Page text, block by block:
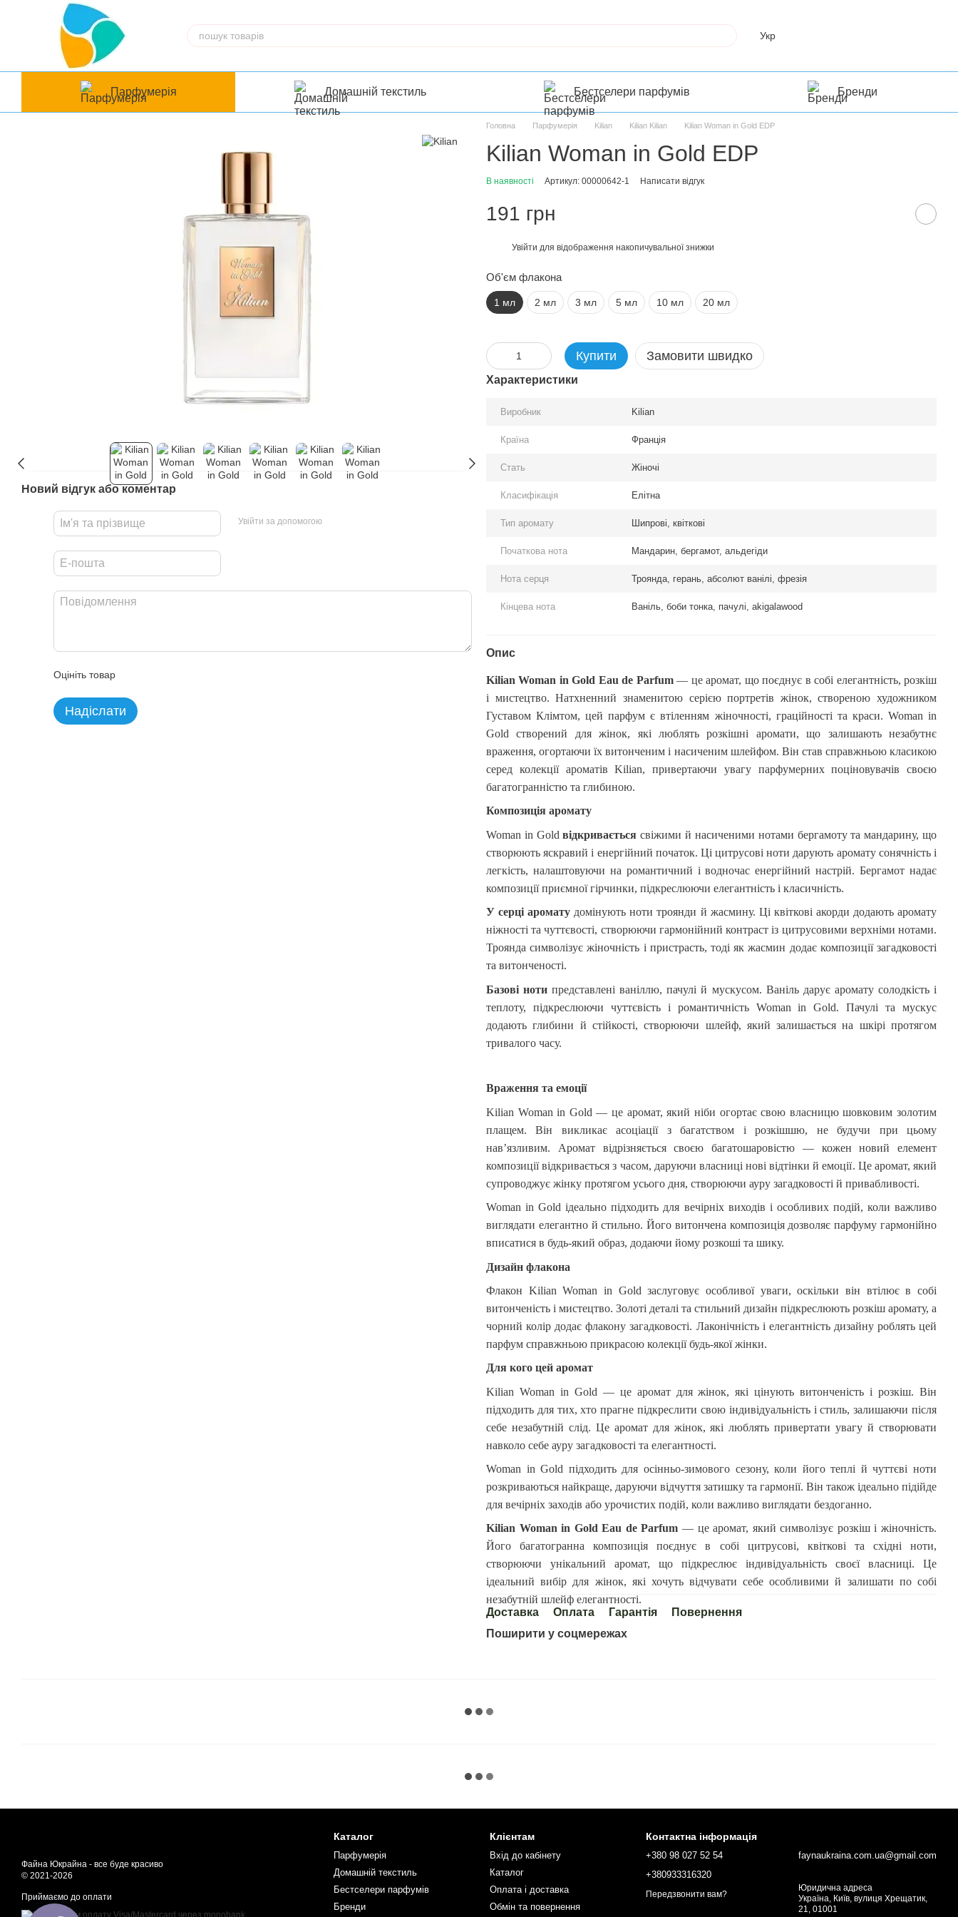
Перейти до основного контенту
Укр
Парфумерія Домашній текстиль Бестселери парфумів Бренди
Новий відгук або коментар
Увійти за допомогою
Оцініть товар
Надіслати
Головна Парфумерія Kilian Kilian Kilian Kilian Woman in Gold EDP
Kilian Woman in Gold EDP
В наявності Артикул: 00000642-1 Написати відгук
191 грн
Увійти для відображення накопичувальної знижки
Об'єм флакона
1 мл 2 мл 3 мл 5 мл 10 мл 20 мл
Купити Замовити швидко
Характеристики
Виробник Kilian
Країна Франція
Стать Жіночі
Класифікація Елітна
Тип аромату Шипрові, квіткові
Початкова нота Мандарин, бергамот, альдегіди
Нота серця Троянда, герань, абсолют ванілі, фрезія
Кінцева нота Ваніль, боби тонка, пачулі, akigalawood
Опис
Kilian Woman in Gold Eau de Parfum— це аромат, що поєднує в собі елегантність, розкіш
і мистецтво. Натхненний знаменитою серією портретів жінок, створеною художником
Густавом Клімтом, цей парфум є втіленням жіночності, граційності та краси. Woman in
Gold створений для жінок, які люблять розкішні аромати, що залишають незабутнє
враження, огортаючи їх витонченим і насиченим шлейфом. Він став справжньою класикою
серед колекції ароматівKilian, привертаючи увагу парфумерних поціновувачів своєю
багатогранністю та глибиною.
Композиція аромату
Woman in Gold відкривається свіжими й насиченими нотами бергамоту та мандарину, що
створюють яскравий і енергійний початок. Ці цитрусові ноти дарують аромату сонячність і
легкість, налаштовуючи на романтичний і водночас енергійний настрій. Бергамот надає
композиції приємної гірчинки, підкреслюючи елегантність і класичність.
У серці аромату домінують ноти троянди й жасмину. Ці квіткові акорди додають аромату
ніжності та чуттєвості, створюючи гармонійний контраст із цитрусовими верхніми нотами.
Троянда символізує жіночність і пристрасть, тоді як жасмин додає композиції загадковості
та витонченості.
Базові ноти представлені ваніллю, пачулі й мускусом. Ваніль дарує аромату солодкість і
теплоту, підкреслюючи чуттєвість і романтичність Woman in Gold. Пачулі та мускус
додають глибини й стійкості, створюючи шлейф, який залишається на шкірі протягом
тривалого часу.
Враження та емоції
Kilian Woman in Gold — це аромат, який ніби огортає свою власницю шовковим золотим
плащем. Він викликає асоціації з багатством і розкішшю, не будучи при цьому
нав’язливим. Аромат відрізняється своєю багатошаровістю — кожен новий елемент
композиції відкривається з часом, даруючи власниці нові відтінки й емоції. Це аромат, який
супроводжує жінку протягом усього дня, створюючи ауру загадковості й привабливості.
Woman in Gold ідеально підходить для вечірніх виходів і особливих подій, коли важливо
виглядати елегантно й стильно. Його витончена композиція дозволяє парфуму гармонійно
вписатися в будь-який образ, додаючи йому розкоші та шику.
Дизайн флакона
Флакон Kilian Woman in Gold заслуговує особливої уваги, оскільки він втілює в собі
витонченість і мистецтво. Золоті деталі та стильний дизайн підкреслюють розкіш аромату, а
чорний колір додає флакону загадковості. Лаконічність і елегантність дизайну роблять цей
парфум справжньою прикрасою колекції будь-якої жінки.
Для кого цей аромат
Kilian Woman in Gold — це аромат для жінок, які цінують витонченість і розкіш. Він
підходить для тих, хто прагне підкреслити свою індивідуальність і стиль, залишаючи після
себе незабутній слід. Це аромат для жінок, які люблять привертати увагу й створювати
навколо себе ауру загадковості та елегантності.
Woman in Gold підходить для осінньо-зимового сезону, коли його теплі й чуттєві ноти
розкриваються найкраще, даруючи відчуття затишку та гармонії. Він також ідеально підійде
для вечірніх заходів або урочистих подій, коли важливо виглядати бездоганно.
Kilian Woman in Gold Eau de Parfum — це аромат, який символізує розкіш і жіночність.
Його багатогранна композиція поєднує в собі цитрусові, квіткові та східні ноти,
створюючи унікальний аромат, що підкреслює індивідуальність своєї власниці. Це
ідеальний вибір для жінок, які хочуть відчувати себе особливими й залишати по собі
незабутній шлейф елегантності.
Доставка
Оплата Гарантія
Повернення
Поширити у соцмережах
Файна Юкрайна - все буде красиво
© 2021-2026
Приймаємо до оплати
Каталог
Парфумерія
Домашній текстиль
Бестселери парфумів
Бренди
Клієнтам
Вхід до кабінету
Каталог
Оплата і доставка
Обмін та повернення
Контактна інформація
+380 98 027 52 54
+380933316320
Передзвонити вам?
faynaukraina.com.ua@gmail.com
Юридична адреса
Україна, Київ, вулиця Хрещатик,
21, 01001